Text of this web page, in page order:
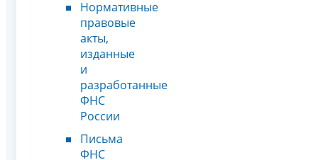
Нормативные
правовые
акты,
изданные
и
разработанные
ФНС
России
Письма
ФНС